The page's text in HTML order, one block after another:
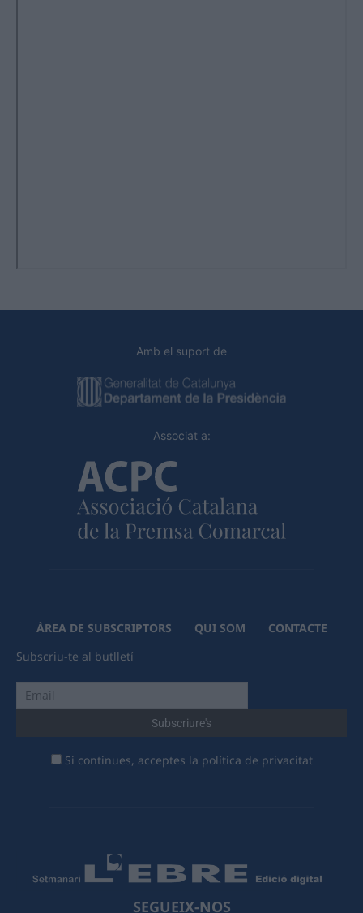
Amb el suport de
Associat a:
ÀREA DE SUBSCRIPTORS QUI SOM
CONTACTE
Subscriu-te al butlletí
Si continues, acceptes la política de privacitat
SEGUEIX-NOS